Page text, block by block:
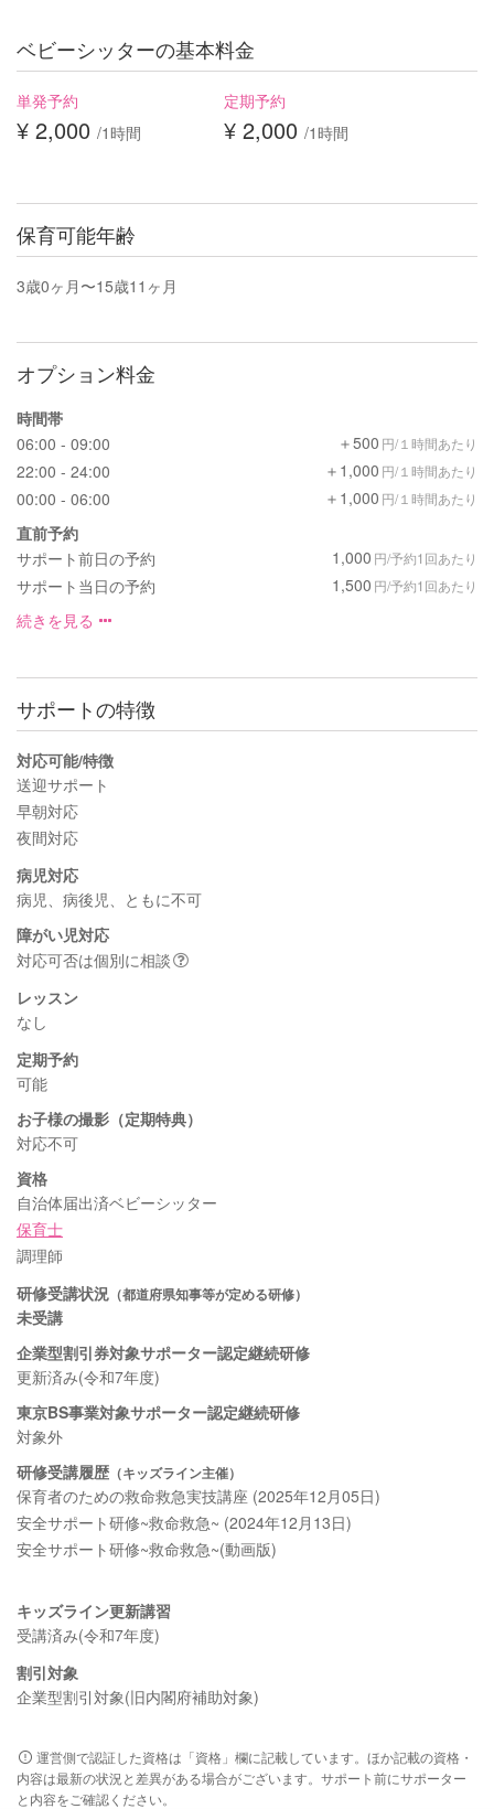
ベビーシッターの基本料金
単発予約
¥ 2,000 /1時間
定期予約
¥ 2,000 /1時間
保育可能年齢
3歳0ヶ月〜15歳11ヶ月
オプション料金
時間帯
06:00 - 09:00
＋500 円/１時間あたり
22:00 - 24:00 ＋1,000 円/１時間あたり
00:00 - 06:00 ＋1,000 円/１時間あたり
直前予約
サポート前日の予約
1,000 円/予約1回あたり
サポート当日の予約 1,500 円/予約1回あたり
続きを見る
サポートの特徴
対応可能/特徴
送迎サポート
早朝対応
夜間対応
病児対応
病児、病後児、ともに不可
障がい児対応
対応可否は個別に相談
レッスン
なし
定期予約
可能
お子様の撮影（定期特典）
対応不可
資格
自治体届出済ベビーシッター
保育士
調理師
研修受講状況 （都道府県知事等が定める研修）
未受講
企業型割引券対象サポーター認定継続研修
更新済み(令和7年度)
東京BS事業対象サポーター認定継続研修
対象外
研修受講履歴 （キッズライン主催）
保育者のための救命救急実技講座 (2025年12月05日)
安全サポート研修~救命救急~ (2024年12月13日)
安全サポート研修~救命救急~(動画版)
キッズライン更新講習
受講済み(令和7年度)
割引対象
企業型割引対象(旧内閣府補助対象)
運営側で認証した資格は「資格」欄に記載しています。ほか記載の資格・
内容は最新の状況と差異がある場合がございます。サポート前にサポーター
と内容をご確認ください。